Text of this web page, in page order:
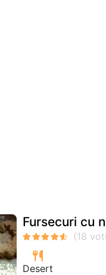
Fursecuri cu
Desert